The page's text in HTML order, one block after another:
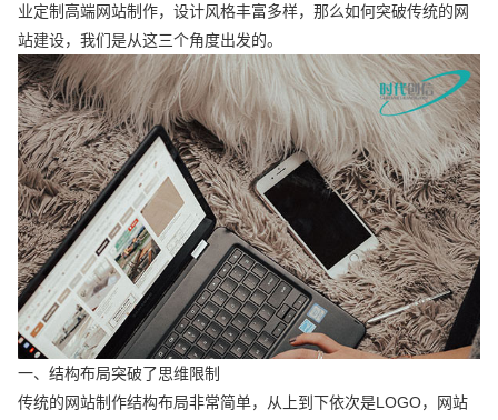
业定制高端网站制作，设计风格丰富多样，那么如何突破传统的网
站建设，我们是从这三个角度出发的。
一、结构布局突破了思维限制
传统的网站制作结构布局非常简单，从上到下依次是LOGO，网站